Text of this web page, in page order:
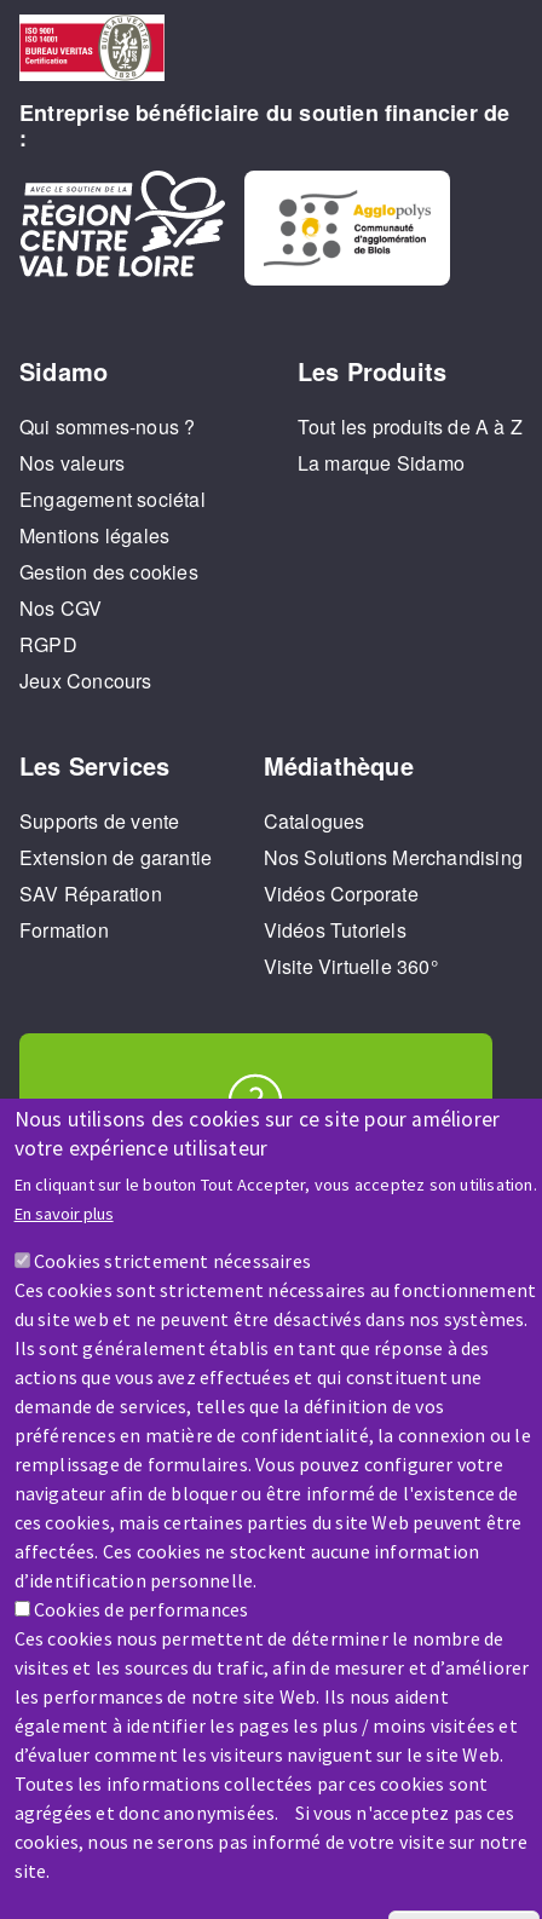
Nous utilisons des cookies sur ce site pour améliorer
votre expérience utilisateur
En cliquant sur le bouton Tout Accepter, vous acceptez son utilisation.
En savoir plus
Cookies strictement nécessaires
Ces cookies sont strictement nécessaires au fonctionnement
du site web et ne peuvent être désactivés dans nos systèmes.
Ils sont généralement établis en tant que réponse à des
actions que vous avez effectuées et qui constituent une
demande de services, telles que la définition de vos
préférences en matière de confidentialité, la connexion ou le
remplissage de formulaires. Vous pouvez configurer votre
navigateur afin de bloquer ou être informé de l'existence de
ces cookies, mais certaines parties du site Web peuvent être
affectées. Ces cookies ne stockent aucune information
d’identification personnelle.
Cookies de performances
Ces cookies nous permettent de déterminer le nombre de
visites et les sources du trafic, afin de mesurer et d’améliorer
les performances de notre site Web. Ils nous aident
également à identifier les pages les plus / moins visitées et
d’évaluer comment les visiteurs naviguent sur le site Web.
Toutes les informations collectées par ces cookies sont
agrégées et donc anonymisées. Si vous n'acceptez pas ces
cookies, nous ne serons pas informé de votre visite sur notre
site.
Entreprise bénéficiaire du soutien financier de
:
Sidamo
Qui sommes-nous ?
Nos valeurs
Engagement sociétal
Mentions légales
Gestion des cookies
Nos CGV
RGPD
Jeux Concours
Les Produits
Tout les produits de A à Z
La marque Sidamo
Les Services
Supports de vente
Extension de garantie
SAV Réparation
Formation
Médiathèque
Catalogues
Nos Solutions Merchandising
Vidéos Corporate
Vidéos Tutoriels
Visite Virtuelle 360°
AIDE & CONTACT
Une question ? Un renseignement ?
Contactez-nous
SAV / RÉPARATION
Une machine cassée ? En panne ?
Contactez-nous
Aller